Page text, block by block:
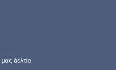
δελτίο